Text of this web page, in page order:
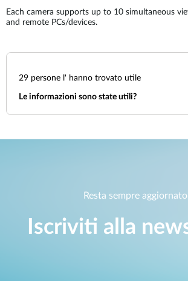
Each camera supports up to 10 simultaneous
and remote PCs/devices.
29 persone l' hanno trovato utile
Le informazioni sono state utili?
Resta sempre aggiornato
Iscriviti alla